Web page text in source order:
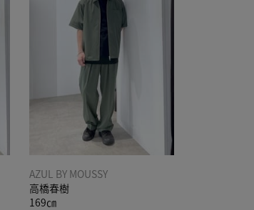
AZUL BY MOUSSY
高橋春樹
169㎝